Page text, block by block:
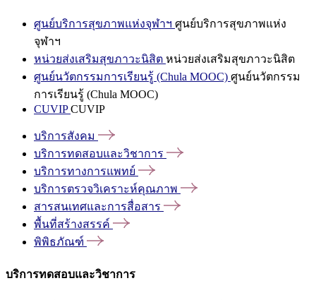
ศูนย์บริการสุขภาพแห่งจุฬาฯ ศูนย์บริการสุขภาพแห่ง
จุฬาฯ
หน่วยส่งเสริมสุขภาวะนิสิต หน่วยส่งเสริมสุขภาวะนิสิต
ศูนย์นวัตกรรมการเรียนรู้ (Chula MOOC) ศูนย์นวัตกรรม
การเรียนรู้ (Chula MOOC)
CUVIPCUVIP
บริการสังคม
บริการทดสอบและวิชาการ
บริการทางการแพทย์
บริการตรวจวิเคราะห์คุณภาพ
สารสนเทศและการสื่อสาร
พื้นที่สร้างสรรค์
พิพิธภัณฑ์
บริการทดสอบและวิชาการ